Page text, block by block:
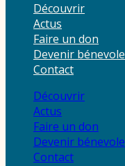
Découvrir
Actus
Faire un don
Devenir bénevole
Contact
Découvrir
Actus
Faire un don
Devenir bénevole
Contact